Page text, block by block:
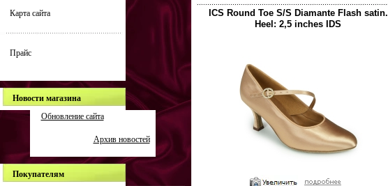
Карта сайта
Прайс
Новости магазина
Обновление сайта
Архив новостей
Покупателям
ICS Round Toe S/S Diamante Flash satin.
Heel: 2,5 inches IDS